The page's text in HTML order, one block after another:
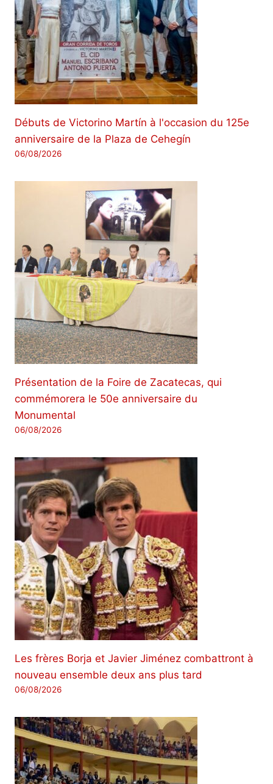
Débuts de Victorino Martín à l'occasion du 125e
anniversaire de la Plaza de Cehegín
06/08/2026
Présentation de la Foire de Zacatecas, qui
commémorera le 50e anniversaire du
Monumental
06/08/2026
Les frères Borja et Javier Jiménez combattront à
nouveau ensemble deux ans plus tard
06/08/2026